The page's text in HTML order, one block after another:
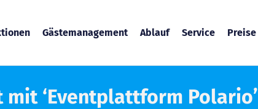
Gästemanagement Ablauf Service Preise
‘Eventplattform Polario’